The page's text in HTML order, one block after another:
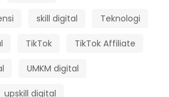
skill digital Teknologi
TikTok TikTok Affiliate
UMKM digital
upskill digital